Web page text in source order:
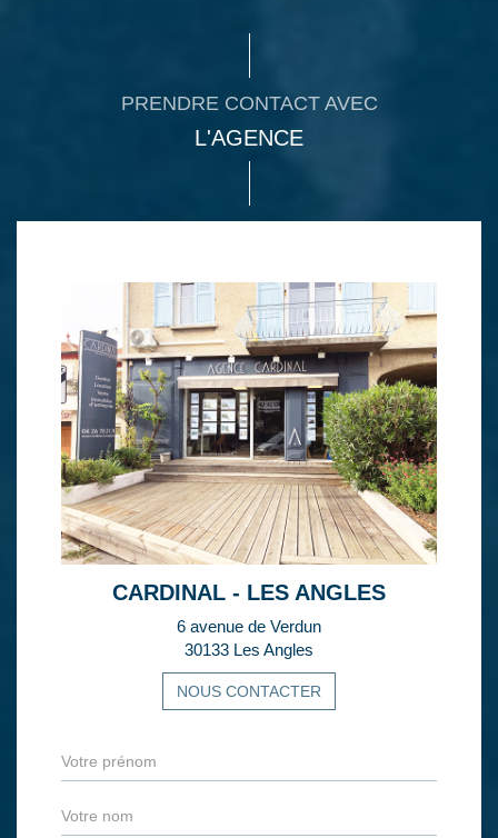
PRENDRE CONTACT AVEC
L'AGENCE
CARDINAL - LES ANGLES
6 avenue de Verdun
30133 Les Angles
NOUS CONTACTER